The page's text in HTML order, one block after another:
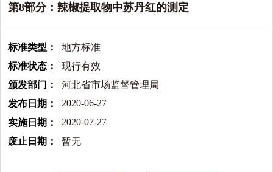
第8部分：辣椒提取物中苏丹红的测定
标准类型：
地方标准
标准状态：
现行有效
颁发部门：
河北省市场监督管理局
发布日期：
2020-06-27
实施日期：
2020-07-27
废止日期：
暂无